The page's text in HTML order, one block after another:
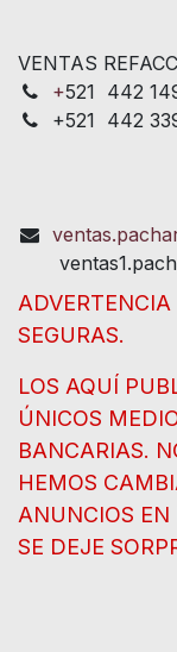
VENTAS
+521 442
+521 442
SEGURAS.
LOS AQUÍ
ÚNICOS
BANCARIAS.
HEMOS
ANUNCIOS EN
SE DEJE